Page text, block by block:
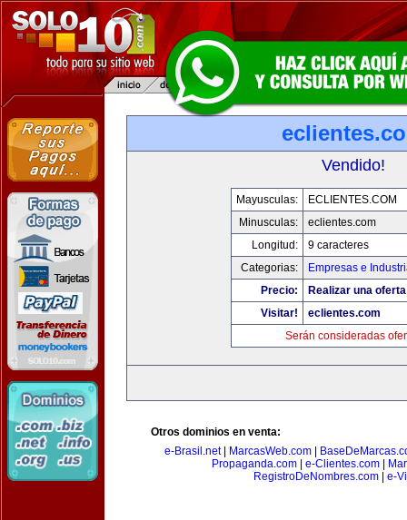
Vendido!
Mayusculas:
ECLIENTES.COM
Minusculas:
eclientes.com
Longitud:
9 caracteres
Categorias:
Empresas e
Precio:
Realizar una
Visitar!
eclientes.com
Serán consideradas
Otros dominios en venta:
e-Brasil.net| MarcasWeb.com|
Propaganda.com
e-Clientes.com
RegistroDeNombres.com| e-